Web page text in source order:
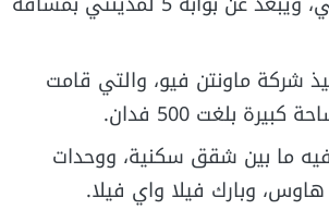
شركة ماونتن فيو، والتي قامت
بلغت 500 فدان.
ما بين شقق سكنية، ووحدات
وبارك فيلا واي فيلا.